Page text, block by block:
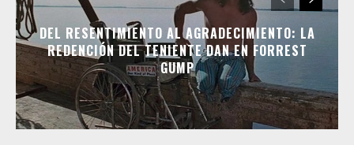
DEL RESENTIMIENTO AL AGRADECIMIENTO: LA
REDENCIÓN DEL TENIENTE DAN EN FORREST
GUMP